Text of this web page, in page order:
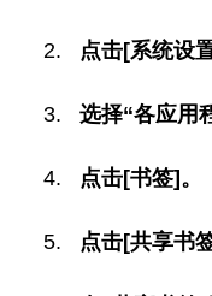
点击[系统设
选择“各应用
点击[书签]。
点击[共享书